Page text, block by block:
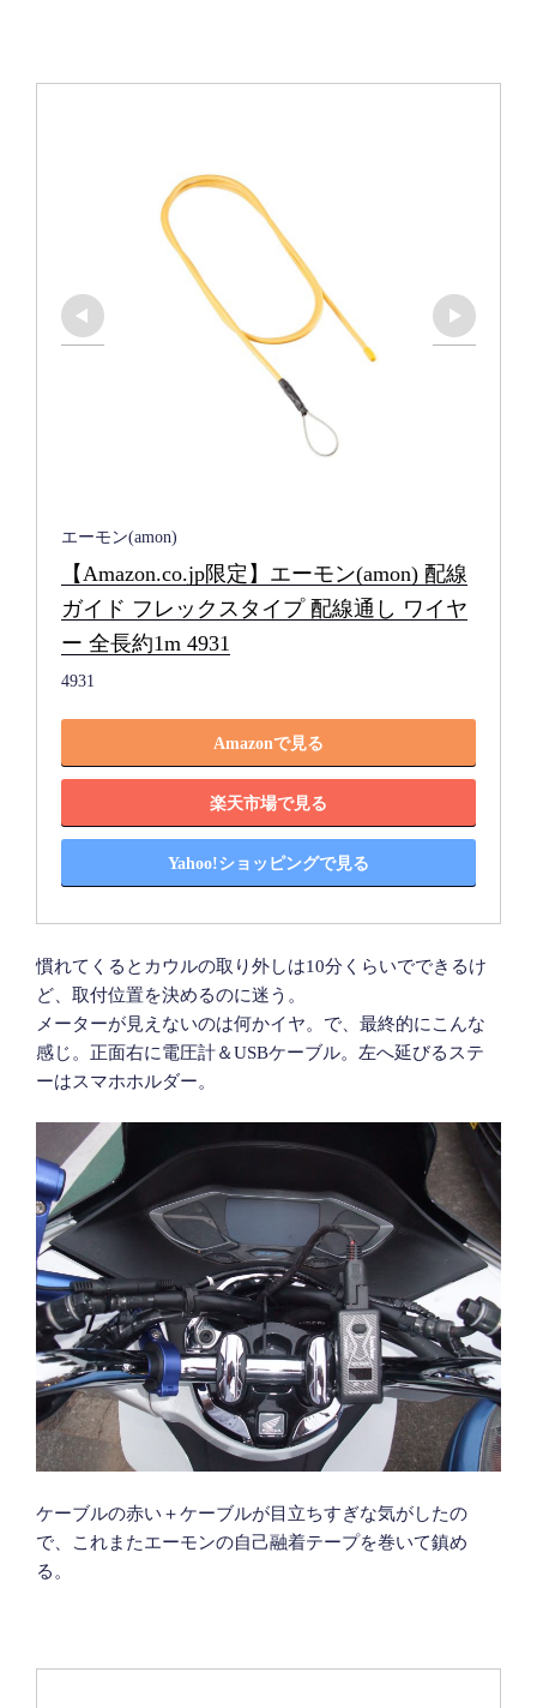
エーモン(amon)
【Amazon.co.jp限定】エーモン(amon) 配線
ガイド フレックスタイプ 配線通し ワイヤ
ー 全長約1m 4931
4931
Amazonで見る
楽天市場で見る
Yahoo!ショッピングで見る
慣れてくるとカウルの取り外しは10分くらいでできるけ
ど、取付位置を決めるのに迷う。
メーターが見えないのは何かイヤ。で、最終的にこんな
感じ。正面右に電圧計＆USBケーブル。左へ延びるステ
ーはスマホホルダー。
ケーブルの赤い＋ケーブルが目立ちすぎな気がしたの
で、これまたエーモンの自己融着テープを巻いて鎮め
る。